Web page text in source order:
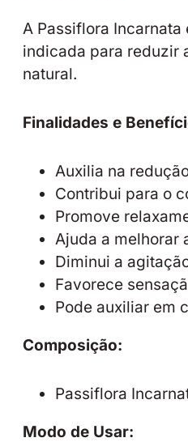
A Passiflora Incarnata
indicada para reduzir
natural.
Finalidades e
Auxilia na
Contribui para o
Promove
Ajuda a melhorar
Diminui a
Favorece
Pode auxiliar em
Composição:
Passiflora
Modo de Usar: